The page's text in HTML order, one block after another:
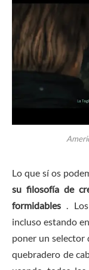
Lo que sí os
su filosofía de
formidables .
incluso estando
poner un selector
quebradero de